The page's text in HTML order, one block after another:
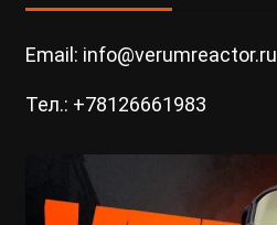
Email: info@verumreactor.ru
Тел.: +78126661983